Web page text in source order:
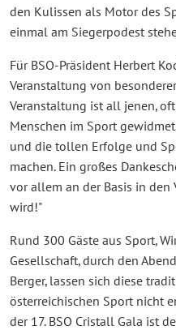
den Kulissen als Motor des
einmal am Siegerpodest
Für BSO-Präsident Herbert
Veranstaltung von
Veranstaltung ist all jenen,
Menschen im Sport
und die tollen Erfolge und
machen. Ein großes
vor allem an der Basis in den
wird!"
Rund 300 Gäste aus Sport,
Gesellschaft, durch den
Berger, lassen sich diese
österreichischen Sport nicht
der 17. BSO Cristall Gala ist